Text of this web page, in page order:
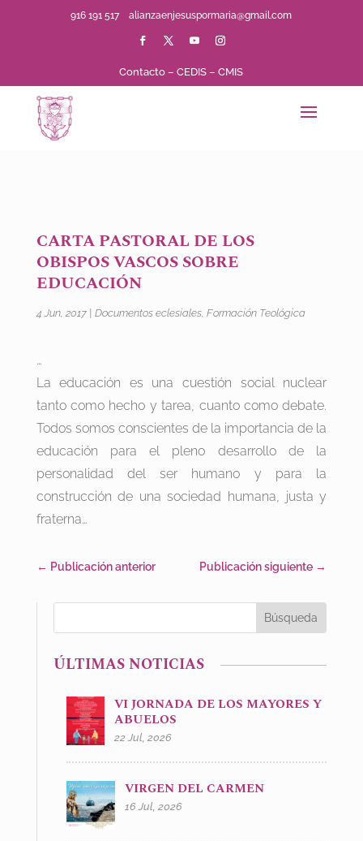
916 191 517alianzaenjesuspormaria@gmail.com
Contacto –CEDIS –CMIS
CARTA PASTORAL DE LOS
OBISPOS VASCOS SOBRE
EDUCACIÓN
4 Jun, 2017| Documentos eclesiales, Formación Teológica
…
La educación es una cuestión social nuclear
tanto como hecho y tarea, cuanto como debate.
Todos somos conscientes de la importancia de la
educación para el pleno desarrollo de la
personalidad del ser humano y para la
construcción de una sociedad humana, justa y
fraterna…
← Publicación anterior Publicación siguiente →
ÚLTIMAS NOTICIAS
VI JORNADA DE LOS MAYORES Y
ABUELOS
22 Jul, 2026
VIRGEN DEL CARMEN
16 Jul, 2026